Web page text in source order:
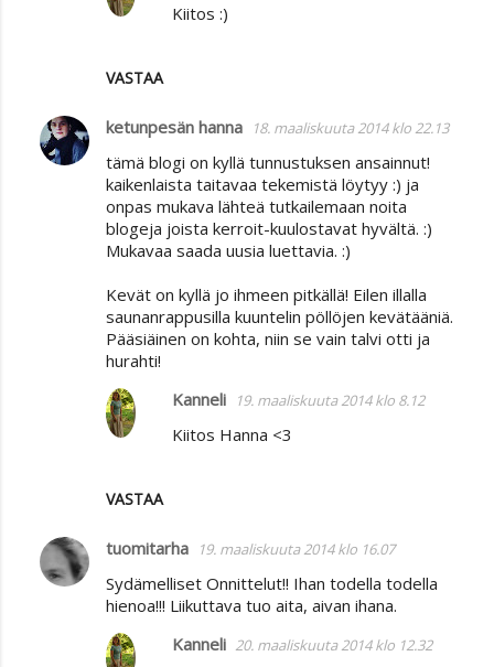
VASTAA
Kiitos :)
ketunpesän hanna 18. maaliskuuta 2014 klo 22.13
tämä blogi on kyllä tunnustuksen ansainnut!
kaikenlaista taitavaa tekemistä löytyy :) ja
onpas mukava lähteä tutkailemaan noita
blogeja joista kerroit-kuulostavat hyvältä. :)
Mukavaa saada uusia luettavia. :)
Kevät on kyllä jo ihmeen pitkällä! Eilen illalla
saunanrappusilla kuuntelin pöllöjen kevätääniä.
Pääsiäinen on kohta, niin se vain talvi otti ja
hurahti!
VASTAA
Kanneli 19. maaliskuuta 2014 klo 8.12
Kiitos Hanna <3
tuomitarha 19. maaliskuuta 2014 klo 16.07
Sydämelliset Onnittelut!! Ihan todella todella
hienoa!!! Liikuttava tuo aita, aivan ihana.
Kanneli 20. maaliskuuta 2014 klo 12.32